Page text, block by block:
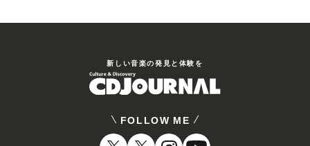
新しい⾳楽の発⾒と体験を
FOLLOW ME